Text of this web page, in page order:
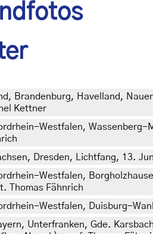
Brandenburg, Havelland,
Kettner
Westfalen,
Dresden, Lichtfang, 13.
Westfalen,
Thomas Fähnrich
Westfalen, Duisburg-
Unterfranken, Gde.